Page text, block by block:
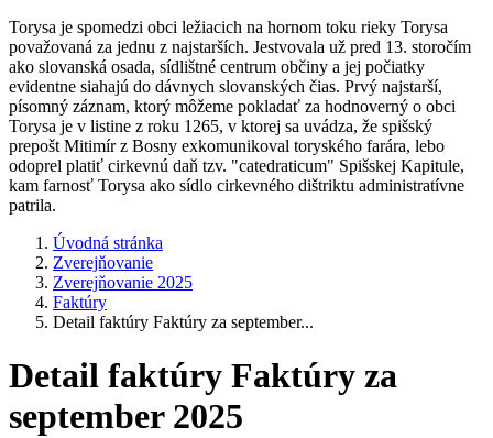
Torysa je spomedzi obci ležiacich na hornom toku rieky Torysa
považovaná za jednu z najstarších. Jestvovala už pred 13. storočím
ako slovanská osada, sídlištné centrum občiny a jej počiatky
evidentne siahajú do dávnych slovanských čias. Prvý najstarší,
písomný záznam, ktorý môžeme pokladať za hodnoverný o obci
Torysa je v listine z roku 1265, v ktorej sa uvádza, že spišský
prepošt Mitimír z Bosny exkomunikoval toryského farára, lebo
odoprel platiť cirkevnú daň tzv. "catedraticum" Spišskej Kapitule,
kam farnosť Torysa ako sídlo cirkevného dištriktu administratívne
patrila.
Úvodná stránka
Zverejňovanie
Zverejňovanie 2025
Faktúry
Detail faktúry Faktúry za september...
Detail faktúry Faktúry za
september 2025